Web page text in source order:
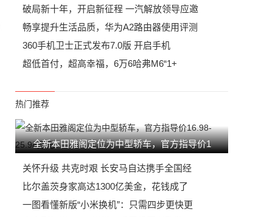
破局新十年，开启新征程 一汽解放领导应邀
畅享提升生活品质，华为A2路由器使用评测
360手机卫士正式发布7.0版 开启手机
超低首付，超高幸福，6万6哈弗M6“1+
热门推荐
全新本田雅阁定位为中型轿车，官方指导价1
关怀升级 共克时艰 长安马自达携手全国经
比尔盖茨身家高达1300亿美金，花钱成了
一图看懂新版“小米换机”：只需四步更快更